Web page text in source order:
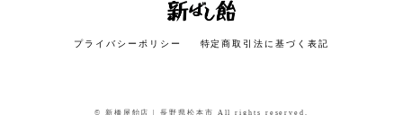
プライバシーポリシー 特定商取引法に基づく表記
© 新橋屋飴店 | 長野県松本市 All rights reserved.